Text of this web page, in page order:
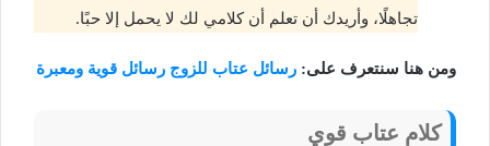
تجاهلًا، وأريدك أن تعلم أن كلامي لك لا يحمل إلا حبًا.
ومن هنا سنتعرف على: رسائل عتاب للزوج رسائل قوية ومعبرة
كلام عتاب قوي